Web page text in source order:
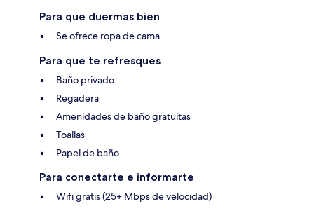
Para que duermas bien
Se ofrece ropa de cama
Para que te refresques
Baño privado
Regadera
Amenidades de baño gratuitas
Toallas
Papel de baño
Para conectarte e informarte
Wifi gratis (25+ Mbps de velocidad)